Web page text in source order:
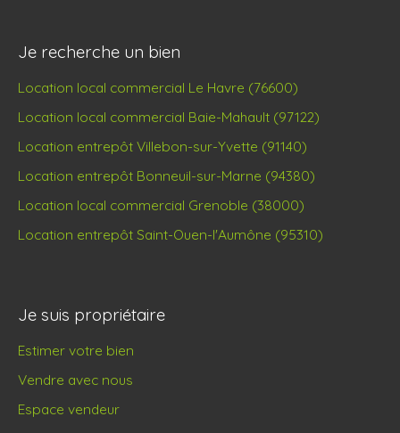
Je recherche un bien
Location local commercial Le Havre (76600)
Location local commercial Baie-Mahault (97122)
Location entrepôt Villebon-sur-Yvette (91140)
Location entrepôt Bonneuil-sur-Marne (94380)
Location local commercial Grenoble (38000)
Location entrepôt Saint-Ouen-l'Aumône (95310)
Je suis propriétaire
Estimer votre bien
Vendre avec nous
Espace vendeur